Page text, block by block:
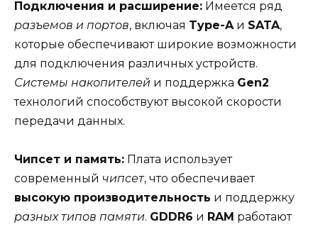
Подключения и расширение: Имеется ряд
разъемов и портов, включая Type-A и SATA,
которые обеспечивают широкие возможности
для подключения различных устройств.
Системы накопителей и поддержка Gen2
технологий способствуют высокой скорости
передачи данных.
Чипсет и память: Плата использует
современный чипсет, что обеспечивает
высокую производительность и поддержку
разных типов памяти. GDDR6 и RAM работают